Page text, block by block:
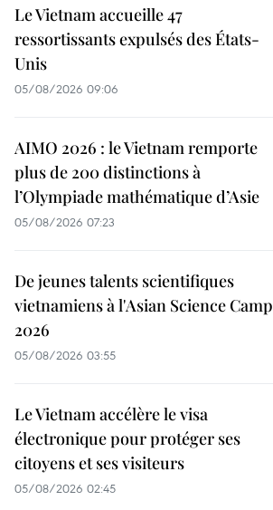
Le Vietnam accueille 47
ressortissants expulsés des États-
Unis
05/08/2026 09:06
AIMO 2026 : le Vietnam remporte
plus de 200 distinctions à
l’Olympiade mathématique d’Asie
05/08/2026 07:23
De jeunes talents scientifiques
vietnamiens à l'Asian Science Camp
2026
05/08/2026 03:55
Le Vietnam accélère le visa
électronique pour protéger ses
citoyens et ses visiteurs
05/08/2026 02:45